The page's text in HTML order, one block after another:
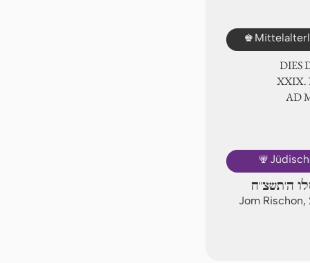
♚
DIES
ⅩⅩⅨ.
AD
🕎
ה'תשצ"ח
Jom Rischon,